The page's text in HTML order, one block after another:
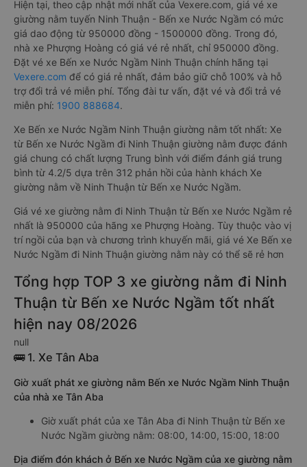
Hiện tại, theo cập nhật mới nhất của Vexere.com, giá vé xe
giường nằm tuyến Ninh Thuận - Bến xe Nước Ngầm có mức
giá dao động từ 950000 đồng - 1500000 đồng. Trong đó,
nhà xe Phượng Hoàng có giá vé rẻ nhất, chỉ 950000 đồng.
Đặt vé xe Bến xe Nước Ngầm Ninh Thuận chính hãng tại
Vexere.com để có giá rẻ nhất, đảm bảo giữ chỗ 100% và hỗ
trợ đổi trả vé miễn phí. Tổng đài tư vấn, đặt vé và đổi trả vé
miễn phí: 1900 888684.
Xe Bến xe Nước Ngầm Ninh Thuận giường nằm tốt nhất: Xe
từ Bến xe Nước Ngầm đi Ninh Thuận giường nằm được đánh
giá chung có chất lượng Trung bình với điểm đánh giá trung
bình từ 4.2/5 dựa trên 312 phản hồi của hành khách Xe
giường nằm về Ninh Thuận từ Bến xe Nước Ngầm.
Giá vé xe giường nằm đi Ninh Thuận từ Bến xe Nước Ngầm rẻ
nhất là 950000 của hãng xe Phượng Hoàng. Tùy thuộc vào vị
trí ngồi của bạn và chương trình khuyến mãi, giá vé Xe Bến xe
Nước Ngầm đi Ninh Thuận giường nằm này có thể sẽ rẻ hơn
Tổng hợp TOP 3 xe giường nằm đi Ninh
Thuận từ Bến xe Nước Ngầm tốt nhất
hiện nay 08/2026
null
🚌 1. Xe Tân Aba
Giờ xuất phát xe giường nằm Bến xe Nước Ngầm Ninh Thuận
của nhà xe Tân Aba
Giờ xuất phát của xe Tân Aba đi Ninh Thuận từ Bến xe
Nước Ngầm giường nằm: 08:00, 14:00, 15:00, 18:00
Địa điểm đón khách ở Bến xe Nước Ngầm của xe giường nằm